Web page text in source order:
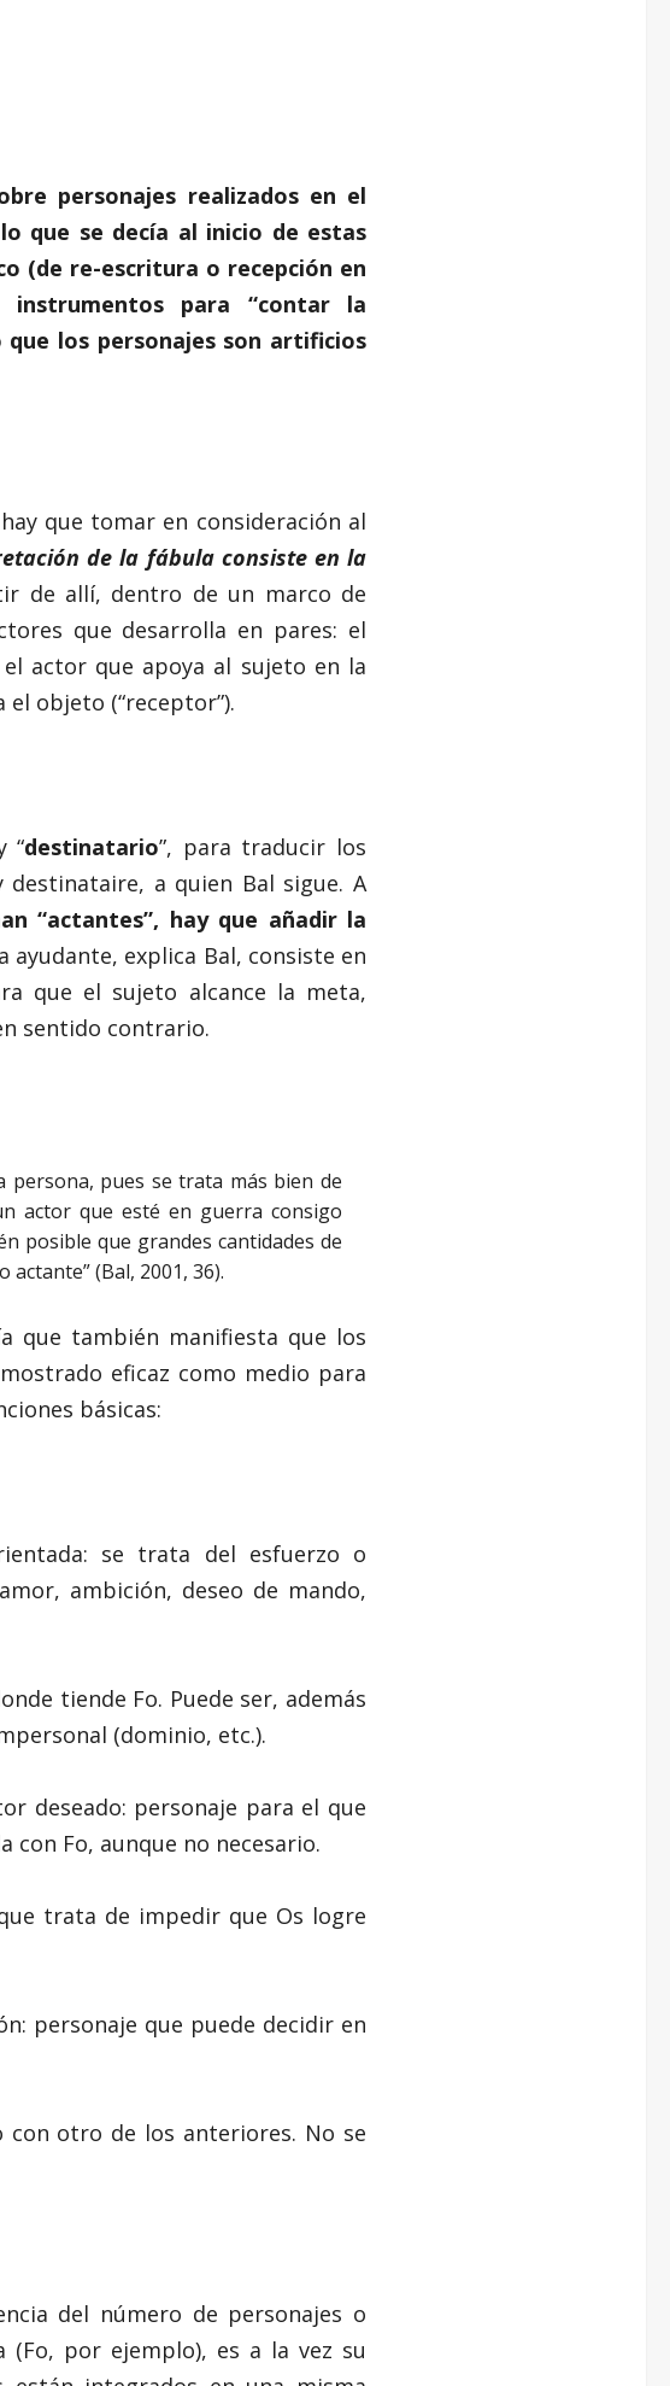
personajes realizados en el
que se decía al inicio de estas
(de re-escritura o recepción en
instrumentos para “contar la
los personajes son artificios
que tomar en consideración al
de la fábula consiste en la
de allí, dentro de un marco de
que desarrolla en pares: el
el actor que apoya al sujeto en la
el objeto (“receptor”).
“destinatario”, para traducir los
a quien Bal sigue. A
“actantes”, hay que añadir la
ayudante, explica Bal, consiste en
que el sujeto alcance la meta,
sentido contrario.
persona, pues se trata más bien de
actor que esté en guerra consigo
posible que grandes cantidades de
(Bal, 2001, 36).
que también manifiesta que los
eficaz como medio para
básicas:
se trata del esfuerzo o
ambición, deseo de mando,
tiende Fo. Puede ser, además
(dominio, etc.).
deseado: personaje para el que
con Fo, aunque no necesario.
trata de impedir que Os logre
personaje que puede decidir en
con otro de los anteriores. No se
del número de personajes o
(Fo, por ejemplo), es a la vez su